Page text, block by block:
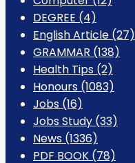
DEGREE (4)
English Article (27)
GRAMMAR (138)
Health Tips (2)
Honours (1083)
Jobs (16)
Jobs Study (33)
News (1336)
PDF BOOK (78)